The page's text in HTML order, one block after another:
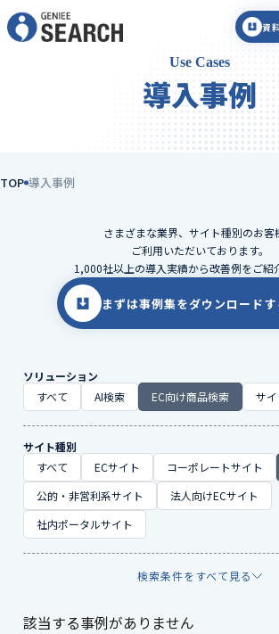
資
Use Cases
導入事例
TOP 導入事例
さまざまな業界、サイト種別のお客
ご利用いただいております。
1,000社以上の導入実績から改善例をご紹
まずは事例集をダウンロードす
ソリューション
すべて
AI検索 EC向け商品検索 サ
サイト種別
すべて
ECサイト コーポレートサイト
公的・非営利系サイト
法人向けECサイト
社内ポータルサイト
検索条件をすべて見る
該当する事例がありません